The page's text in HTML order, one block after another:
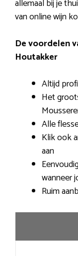
allemaal bij je
van online wijn
De voordelen
Houtakker
Altijd
Het
Alle
Klik ook
aan
wanneer
Ruim